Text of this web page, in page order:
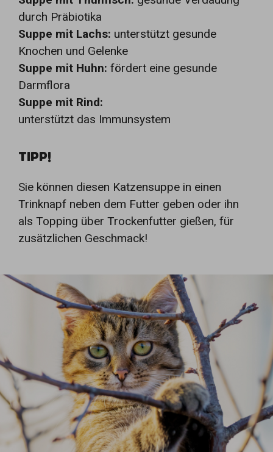
durch Präbiotika
Suppe mit Lachs: unterstützt gesunde
Knochen und Gelenke
Suppe mit Huhn: fördert eine gesunde
Darmflora
Suppe mit Rind:
unterstützt das Immunsystem
TIPP!
Sie können diesen Katzensuppe in einen
Trinknapf neben dem Futter geben oder ihn
als Topping über Trockenfutter gießen, für
zusätzlichen Geschmack!